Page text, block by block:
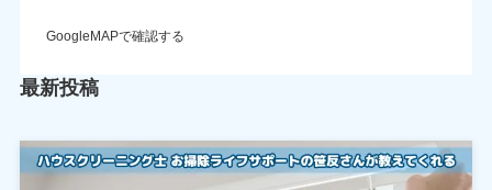
GoogleMAPで確認する
最新投稿